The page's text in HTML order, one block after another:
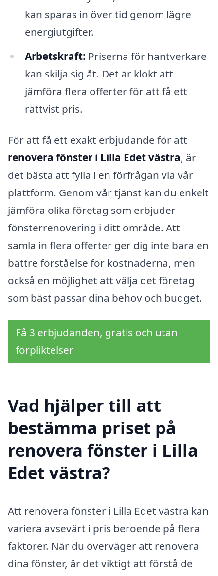
kan sparas in över tid genom lägre
energiutgifter.
Arbetskraft: Priserna för hantverkare
kan skilja sig åt. Det är klokt att
jämföra flera offerter för att få ett
rättvist pris.
För att få ett exakt erbjudande för att
renovera fönster i Lilla Edet västra, är
det bästa att fylla i en förfrågan via vår
plattform. Genom vår tjänst kan du enkelt
jämföra olika företag som erbjuder
fönsterrenovering i ditt område. Att
samla in flera offerter ger dig inte bara en
bättre förståelse för kostnaderna, men
också en möjlighet att välja det företag
som bäst passar dina behov och budget.
Få 3 erbjudanden, gratis och utan
förpliktelser
Vad hjälper till att
bestämma priset på
renovera fönster i Lilla
Edet västra?
Att renovera fönster i Lilla Edet västra kan
variera avsevärt i pris beroende på flera
faktorer. När du överväger att renovera
dina fönster, är det viktigt att förstå de